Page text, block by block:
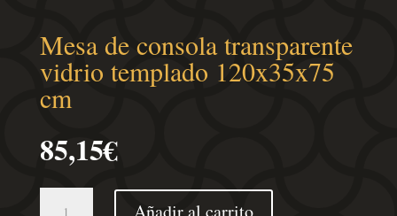
Mesa de consola transparente
vidrio templado 120x35x75
cm
85,15€